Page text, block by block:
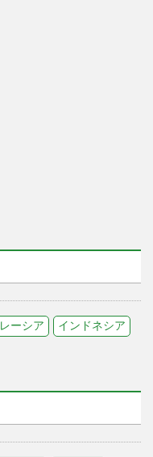
ーシア インドネシア